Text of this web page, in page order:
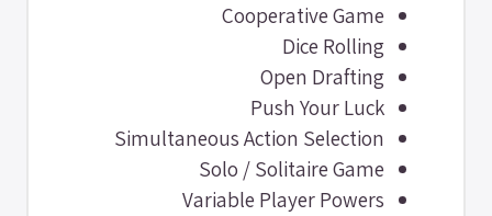
Cooperative Game
Dice Rolling
Open Drafting
Push Your Luck
Simultaneous Action Selection
Solo / Solitaire Game
Variable Player Powers